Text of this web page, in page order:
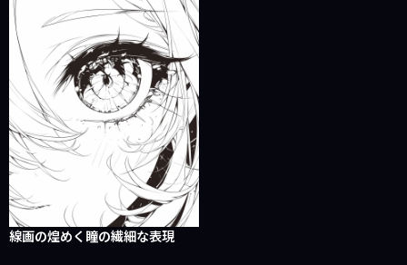
線画の煌めく瞳の繊細な表現